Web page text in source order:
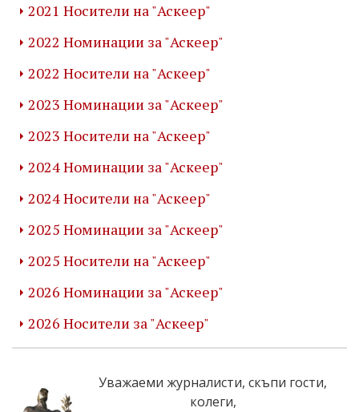
2021 Носители на "Аскеер"
2022 Номинации за "Аскеер"
2022 Носители на "Аскеер"
2023 Номинации за "Аскеер"
2023 Носители на "Аскеер"
2024 Номинации за "Аскеер"
2024 Носители на "Аскеер"
2025 Номинации за "Аскеер"
2025 Носители на "Аскеер"
2026 Номинации за "Аскеер"
2026 Носители за "Аскеер"
Уважаеми журналисти, скъпи гости,
колеги,